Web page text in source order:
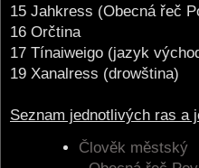
15 Jahkress (Obecná řeč
16 Orčtina
17 Tínaiweigo (jazyk
19 Xanalress (drowština)
Seznam jednotlivých ras a
Člověk městský